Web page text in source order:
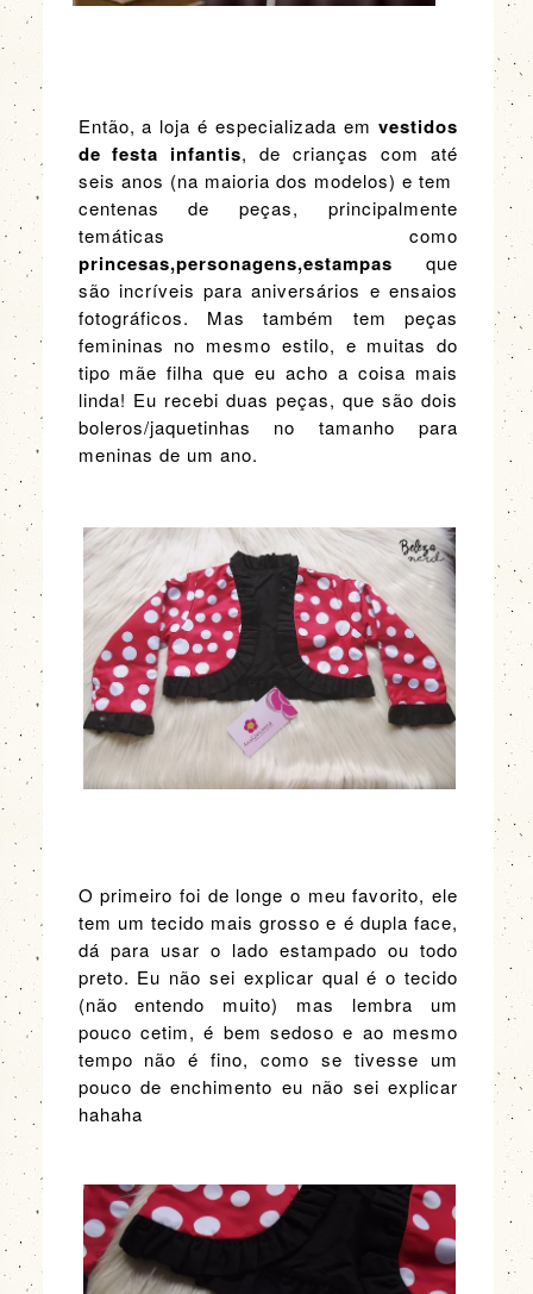
Então, a loja é especializada emvestidos
de festa infantis, de crianças com até
seis anos (na maioria dos modelos) e tem
centenas de peças, principalmente
temáticas como
princesas,personagens,estampas que
são incríveis para aniversários e ensaios
fotográficos. Mas também tem peças
femininas no mesmo estilo, e muitas do
tipo mãe filha que eu acho a coisa mais
linda! Eu recebi duas peças, que são dois
boleros/jaquetinhas no tamanho para
meninas de um ano.
O primeiro foi de longe o meu favorito, ele
tem um tecido mais grosso e é dupla face,
dá para usar o lado estampado ou todo
preto. Eu não sei explicar qual é o tecido
(não entendo muito) mas lembra um
pouco cetim, é bem sedoso e ao mesmo
tempo não é fino, como se tivesse um
pouco de enchimento eu não sei explicar
hahaha